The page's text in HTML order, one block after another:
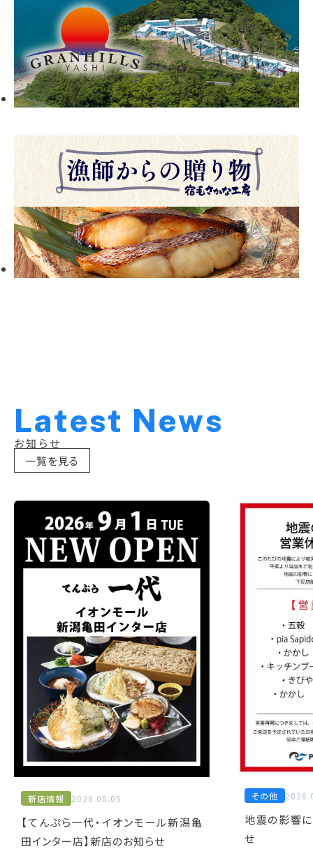
Latest News
お知らせ
一覧を見る
新店情報 2026.08.05
【てんぷら一代・イオンモール新潟亀
田インター店】新店のお知らせ
その他
地震の影響
せ